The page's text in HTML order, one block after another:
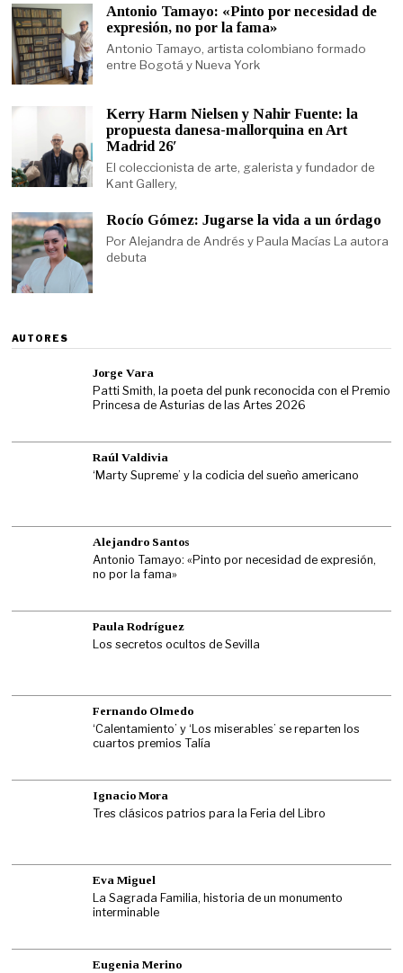
Antonio Tamayo: «Pinto por necesidad de
expresión, no por la fama»
Antonio Tamayo, artista colombiano formado
entre Bogotá y Nueva York
Kerry Harm Nielsen y Nahir Fuente: la
propuesta danesa-mallorquina en Art
Madrid 26′
El coleccionista de arte, galerista y fundador de
Kant Gallery,
Rocío Gómez: Jugarse la vida a un órdago
Por Alejandra de Andrés y Paula Macías La autora
debuta
AUTORES
Jorge Vara
Patti Smith, la poeta del punk reconocida con el Premio
Princesa de Asturias de las Artes 2026
Raúl Valdivia
‘Marty Supreme’ y la codicia del sueño americano
Alejandro Santos
Antonio Tamayo: «Pinto por necesidad de expresión,
no por la fama»
Paula Rodríguez
Los secretos ocultos de Sevilla
Fernando Olmedo
‘Calentamiento’ y ‘Los miserables’ se reparten los
cuartos premios Talía
Ignacio Mora
Tres clásicos patrios para la Feria del Libro
Eva Miguel
La Sagrada Familia, historia de un monumento
interminable
Eugenia Merino